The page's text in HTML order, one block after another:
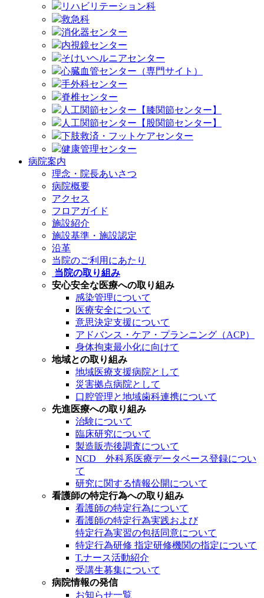
リハビリテーション科
救急科
消化器センター
内視鏡センター
そけいヘルニアセンター
心臓血管センター（専門サイト）
手外科センター
脊椎センター
人工関節センター【膝関節センター】
人工関節センター【股関節センター】
下肢救済・フットケアセンター
健康管理センター
病院案内
理念・院長あいさつ
病院概要
アクセス
フロアガイド
施設紹介
施設基準・施設認定
沿革
当院のご利用にあたり
当院の取り組み
安心安全な医療への取り組み
感染管理について
医療安全について
意思決定支援について
アドバンス・ケア・プランニング（ACP）
身体拘束最小化に向けて
地域との取り組み
地域医療支援病院として
災害拠点病院として
口腔管理と地域歯科連携について
先進医療への取り組み
治験について
臨床研究について
製造販売後調査について
NCD 外科系医療データベース登録につい
て
研究に関する情報公開について
看護師の特定行為への取り組み
看護師の特定行為について
看護師の特定行為実践および
特定行為実習の包括同意について
特定行為研修 指定研修機関の指定について
T.ナース活動紹介
受講生募集について
病院情報の発信
お知らせ一覧